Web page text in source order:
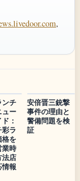
,
ンチ
ュー
：
ラ
格を
業時
法店
情報
安倍晋三銃撃
事件の理由と
警備問題を検
証